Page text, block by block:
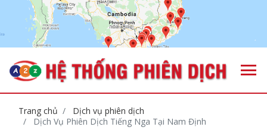
Trang chủ
Dịch vụ phiên dịch
Dịch Vụ Phiên Dịch Tiếng Nga Tại Nam Định